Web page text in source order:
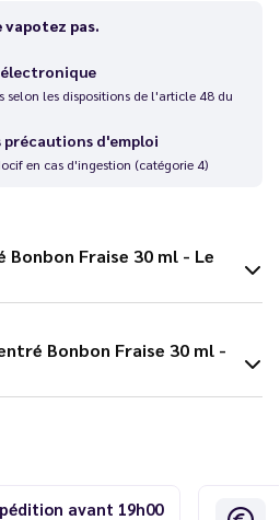
vapotez pas.
selon les dispositions de l'article 48 du
d'emploi
en cas d'ingestion (catégorie 4)
avant 19h00